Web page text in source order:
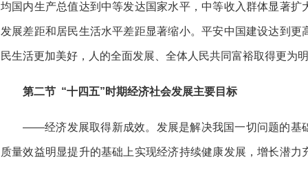
均国内生产总值达到中等发达国家水平，中等收入群体显著
发展差距和居民生活水平差距显著缩小。平安中国建设达到
民生活更加美好，人的全面发展、全体人民共同富裕取得更为
第二节 “十四五”时期经济社会发展主要目标
——经济发展取得新成效。发展是解决我国一切问题的基
质量效益明显提升的基础上实现经济持续健康发展，增长潜